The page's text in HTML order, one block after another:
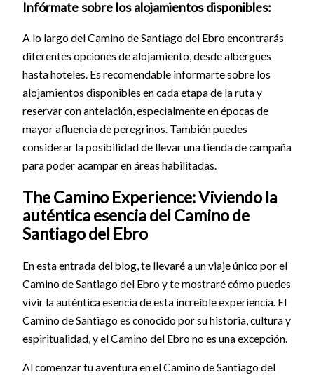
Infórmate sobre los alojamientos disponibles:
A lo largo del Camino de Santiago del Ebro encontrarás
diferentes opciones de alojamiento, desde albergues
hasta hoteles. Es recomendable informarte sobre los
alojamientos disponibles en cada etapa de la ruta y
reservar con antelación, especialmente en épocas de
mayor afluencia de peregrinos. También puedes
considerar la posibilidad de llevar una tienda de campaña
para poder acampar en áreas habilitadas.
The Camino Experience: Viviendo la
auténtica esencia del Camino de
Santiago del Ebro
En esta entrada del blog, te llevaré a un viaje único por el
Camino de Santiago del Ebro y te mostraré cómo puedes
vivir la auténtica esencia de esta increíble experiencia. El
Camino de Santiago es conocido por su historia, cultura y
espiritualidad, y el Camino del Ebro no es una excepción.
Al comenzar tu aventura en el Camino de Santiago del